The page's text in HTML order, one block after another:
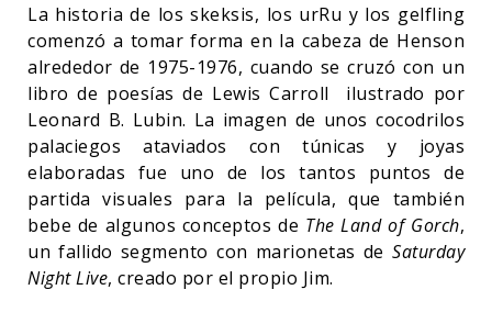
La historia de los skeksis, los urRu y los gelfling
comenzó a tomar forma en la cabeza de Henson
alrededor de 1975-1976, cuando se cruzó con un
libro de poesías de Lewis Carroll ilustrado por
Leonard B. Lubin. La imagen de unos cocodrilos
palaciegos ataviados con túnicas y joyas
elaboradas fue uno de los tantos puntos de
partida visuales para la película, que también
bebe de algunos conceptos de The Land of Gorch,
un fallido segmento con marionetas de Saturday
Night Live, creado por el propio Jim.